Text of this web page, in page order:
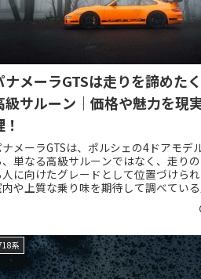
ナメーラGTSは走りを諦めた
級サルーン｜価格や魅力を現
ナメーラGTSは、ポルシェの4ドアモデ
、単なる高級サルーンではなく、走り
人に向けたグレードとして位置づけら
や上質な乗り味を期待して調べてい
ば、911ほど割り切らずに家族や仕事でも
系